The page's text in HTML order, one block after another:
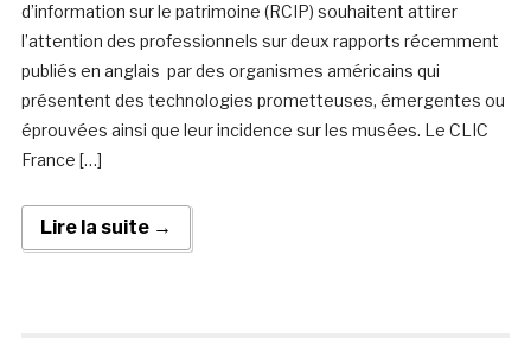
d’information sur le patrimoine (RCIP) souhaitent attirer
l’attention des professionnels sur deux rapports récemment
publiés en anglais par des organismes américains qui
présentent des technologies prometteuses, émergentes ou
éprouvées ainsi que leur incidence sur les musées. Le CLIC
France […]
Lire la suite →